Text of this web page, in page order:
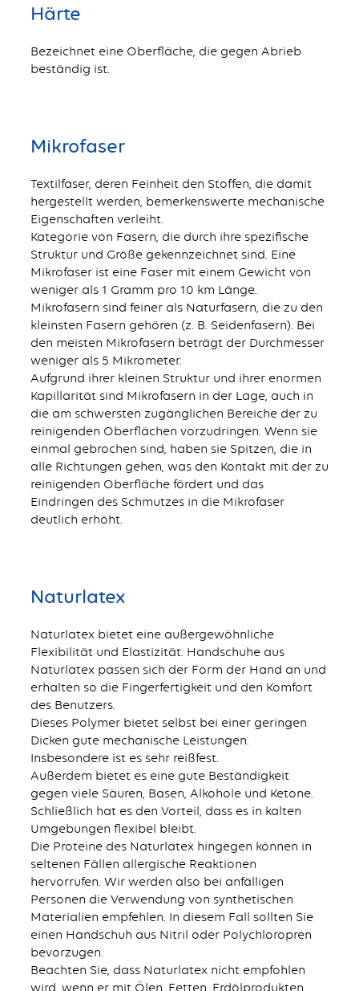
Härte
Bezeichnet eine Oberfläche, die gegen Abrieb
beständig ist.
Mikrofaser
Textilfaser, deren Feinheit den Stoffen, die damit
hergestellt werden, bemerkenswerte mechanische
Eigenschaften verleiht.
Kategorie von Fasern, die durch ihre spezifische
Struktur und Größe gekennzeichnet sind. Eine
Mikrofaser ist eine Faser mit einem Gewicht von
weniger als 1 Gramm pro 10 km Länge.
Mikrofasern sind feiner als Naturfasern, die zu den
kleinsten Fasern gehören (z. B. Seidenfasern). Bei
den meisten Mikrofasern beträgt der Durchmesser
weniger als 5 Mikrometer.
Aufgrund ihrer kleinen Struktur und ihrer enormen
Kapillarität sind Mikrofasern in der Lage, auch in
die am schwersten zugänglichen Bereiche der zu
reinigenden Oberflächen vorzudringen. Wenn sie
einmal gebrochen sind, haben sie Spitzen, die in
alle Richtungen gehen, was den Kontakt mit der zu
reinigenden Oberfläche fördert und das
Eindringen des Schmutzes in die Mikrofaser
deutlich erhöht.
Naturlatex
Naturlatex bietet eine außergewöhnliche
Flexibilität und Elastizität. Handschuhe aus
Naturlatex passen sich der Form der Hand an und
erhalten so die Fingerfertigkeit und den Komfort
des Benutzers.
Dieses Polymer bietet selbst bei einer geringen
Dicken gute mechanische Leistungen.
Insbesondere ist es sehr reißfest.
Außerdem bietet es eine gute Beständigkeit
gegen viele Säuren, Basen, Alkohole und Ketone.
Schließlich hat es den Vorteil, dass es in kalten
Umgebungen flexibel bleibt.
Die Proteine des Naturlatex hingegen können in
seltenen Fällen allergische Reaktionen
hervorrufen. Wir werden also bei anfälligen
Personen die Verwendung von synthetischen
Materialien empfehlen. In diesem Fall sollten Sie
einen Handschuh aus Nitril oder Polychloropren
bevorzugen.
Beachten Sie, dass Naturlatex nicht empfohlen
wird, wenn er mit Ölen, Fetten, Erdölprodukten,